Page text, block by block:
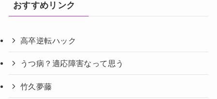
おすすめリンク
高卒逆転ハック
うつ病？適応障害なって思う
竹久夢藤